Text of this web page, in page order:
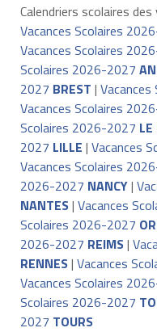
Calendriers scolaires
Vacances Scolaires
Vacances Scolaires
Scolaires 2026-2027
2027 BREST |
Vacances Scolaires
Scolaires 2026-2027
2027 LILLE | Vacances
Vacances Scolaires
2026-2027 NANCY|
NANTES| Vacances
Scolaires 2026-2027
2026-2027 REIMS|
RENNES| Vacances
Vacances Scolaires
Scolaires 2026-2027
2027 TOURS